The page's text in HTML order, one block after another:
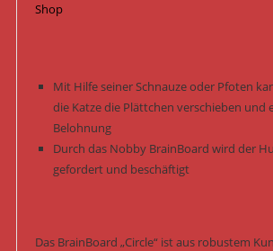
Shop
Mit Hilfe seiner Schnauze oder Pfoten
die Katze die Plättchen verschieben und
Belohnung
Durch das Nobby BrainBoard wird der
gefordert und beschäftigt
Das BrainBoard „Circle“ ist aus robustem